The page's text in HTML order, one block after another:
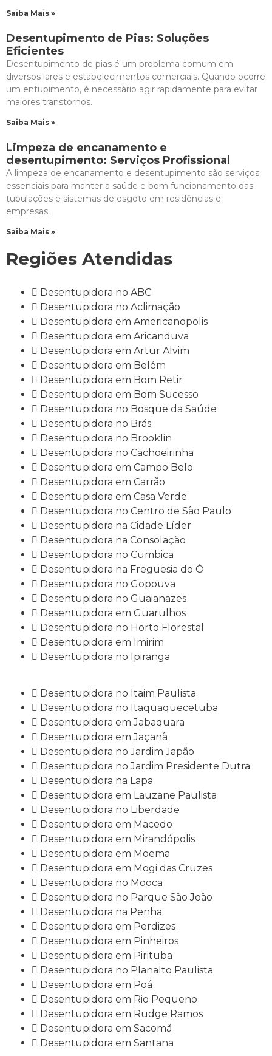
Saiba Mais »
Desentupimento de Pias: Soluções
Eficientes
Desentupimento de pias é um problema comum em
diversos lares e estabelecimentos comerciais. Quando ocorre
um entupimento, é necessário agir rapidamente para evitar
maiores transtornos.
Saiba Mais »
Limpeza de encanamento e
desentupimento: Serviços Profissional
A limpeza de encanamento e desentupimento são serviços
essenciais para manter a saúde e bom funcionamento das
tubulações e sistemas de esgoto em residências e
empresas.
Saiba Mais »
Regiões Atendidas
Desentupidora no ABC
Desentupidora no Aclimação
Desentupidora em Americanopolis
Desentupidora em Aricanduva
Desentupidora em Artur Alvim
Desentupidora em Belém
Desentupidora em Bom Retir
Desentupidora em Bom Sucesso
Desentupidora no Bosque da Saúde
Desentupidora no Brás
Desentupidora no Brooklin
Desentupidora no Cachoeirinha
Desentupidora em Campo Belo
Desentupidora em Carrão
Desentupidora em Casa Verde
Desentupidora no Centro de São Paulo
Desentupidora na Cidade Líder
Desentupidora na Consolação
Desentupidora no Cumbica
Desentupidora na Freguesia do Ó
Desentupidora no Gopouva
Desentupidora no Guaianazes
Desentupidora em Guarulhos
Desentupidora no Horto Florestal
Desentupidora em Imirim
Desentupidora no Ipiranga
Desentupidora no Itaim Paulista
Desentupidora no Itaquaquecetuba
Desentupidora em Jabaquara
Desentupidora em Jaçanã
Desentupidora no Jardim Japão
Desentupidora no Jardim Presidente Dutra
Desentupidora na Lapa
Desentupidora em Lauzane Paulista
Desentupidora no Liberdade
Desentupidora em Macedo
Desentupidora em Mirandópolis
Desentupidora em Moema
Desentupidora em Mogi das Cruzes
Desentupidora no Mooca
Desentupidora no Parque São João
Desentupidora na Penha
Desentupidora em Perdizes
Desentupidora em Pinheiros
Desentupidora em Pirituba
Desentupidora no Planalto Paulista
Desentupidora em Poá
Desentupidora em Rio Pequeno
Desentupidora em Rudge Ramos
Desentupidora em Sacomã
Desentupidora em Santana